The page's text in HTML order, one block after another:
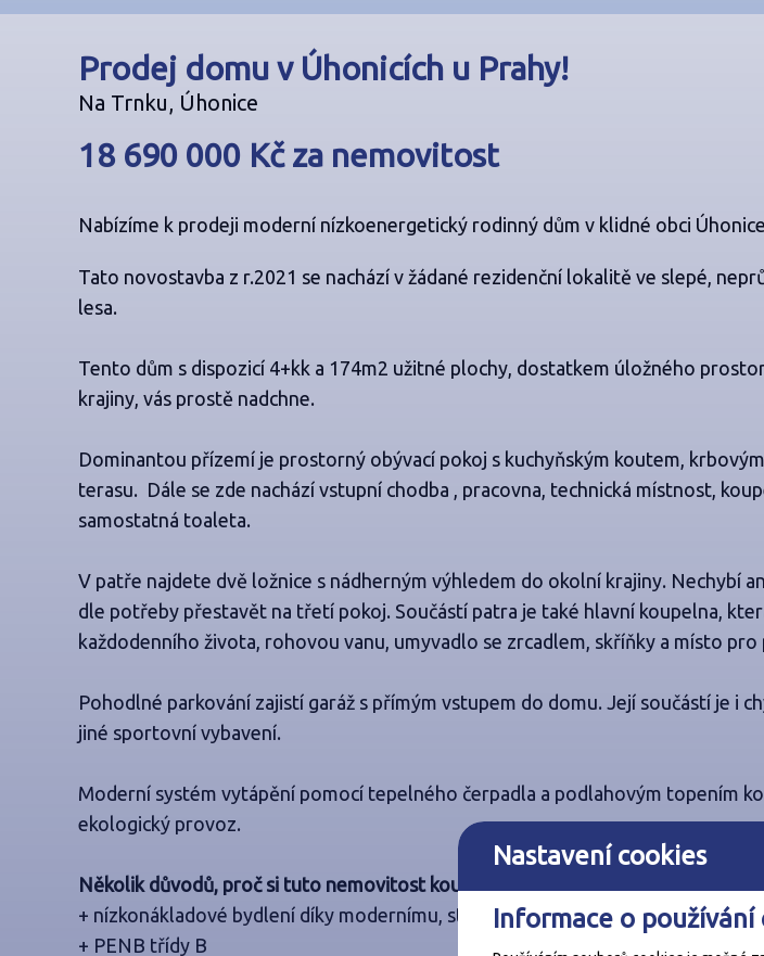
Nastavení cookies
Informace o
Prodej domu v Úhonicích u Prahy!
Na Trnku, Úhonice
18 690 000 Kč za nemovitost
Nabízíme k prodeji moderní nízkoenergetický rodinný dům v klidné obci
Tato novostavba z r.2021 se nachází v žádané rezidenční lokalitě ve slepé,
lesa.
Tento dům s dispozicí 4+kk a 174m2 užitné plochy, dostatkem úložného
krajiny, vás prostě nadchne.
Dominantou přízemí je prostorný obývací pokoj s kuchyňským koutem,
terasu. Dále se zde nachází vstupní chodba , pracovna, technická místnost,
samostatná toaleta.
V patře najdete dvě ložnice s nádherným výhledem do okolní krajiny. Nechybí
dle potřeby přestavět na třetí pokoj. Součástí patra je také hlavní koupelna,
každodenního života, rohovou vanu, umyvadlo se zrcadlem, skříňky a místo pro
Pohodlné parkování zajistí garáž s přímým vstupem do domu. Její součástí je i
jiné sportovní vybavení.
Moderní systém vytápění pomocí tepelného čerpadla a podlahovým topením
ekologický provoz.
Několik důvodů, proč si tuto nemovitost koupit!
+ nízkonákladové bydlení díky modernímu, stavebnímu systému IZOLOX
+ PENB třídy B